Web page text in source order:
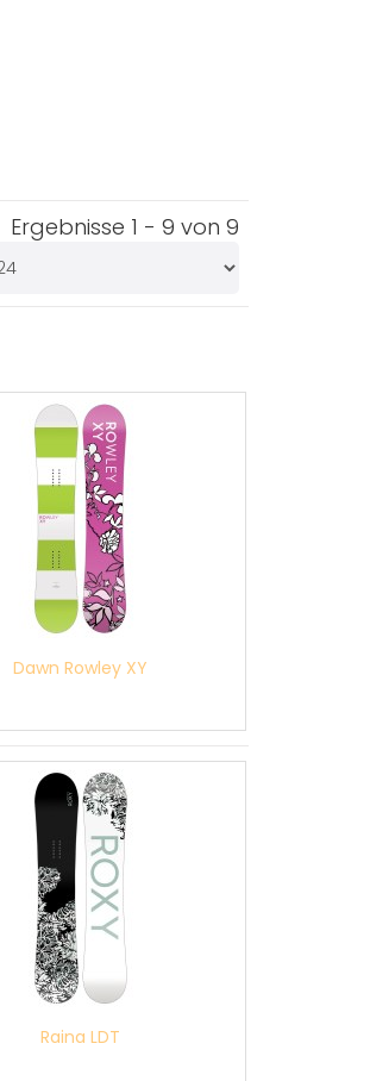
Ergebnisse 1 - 9 von 9
Dawn Rowley XY
Raina LDT